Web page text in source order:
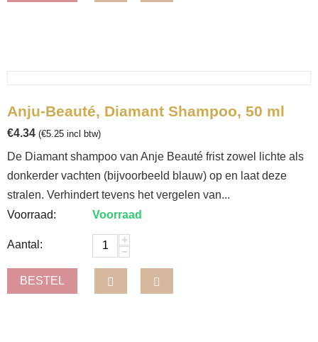
Anju-Beauté, Diamant Shampoo, 50 ml
€4.34 (€5.25 incl btw)
De Diamant shampoo van Anje Beauté frist zowel lichte als
donkerder vachten (bijvoorbeeld blauw) op en laat deze
stralen. Verhindert tevens het vergelen van...
Voorraad:
Voorraad
Aantal:
+
−
BESTEL